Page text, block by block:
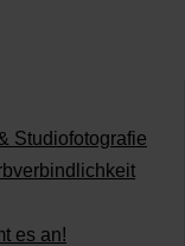
Studiofotografie
es an!